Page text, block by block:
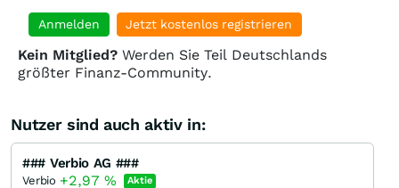
Anmelden Jetzt kostenlos registrieren
Kein Mitglied? Werden Sie Teil Deutschlands
größter Finanz-Community.
Nutzer sind auch aktiv in:
### Verbio AG ###
Verbio +2,97% Aktie